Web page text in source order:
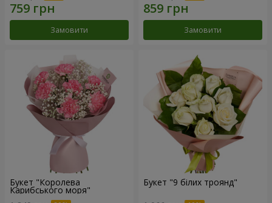
Замовити Замовити
Букет "Королева
Карибського моря"
Букет "9 білих троянд"